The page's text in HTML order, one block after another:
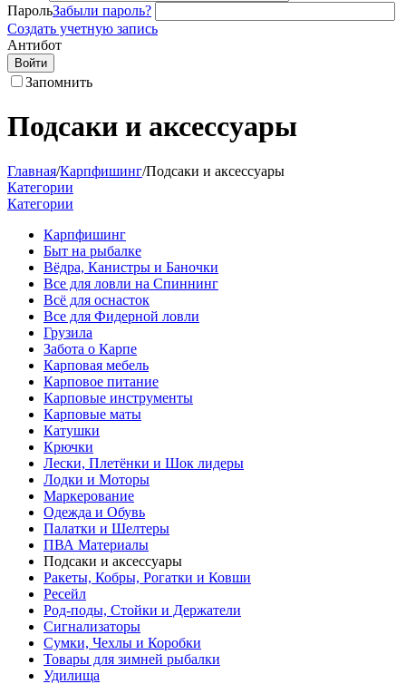
ПарольЗабыли пароль?
Создать учетную запись
Антибот
Войти
Запомнить
Подсаки и аксессуары
Главная/Карпфишинг/Подсаки и аксессуары
Категории
Категории
Карпфишинг
Быт на рыбалке
Вёдра, Канистры и Баночки
Все для ловли на Спиннинг
Всё для оснасток
Все для Фидерной ловли
Грузила
Забота о Карпе
Карповая мебель
Карповое питание
Карповые инструменты
Карповые маты
Катушки
Крючки
Лески, Плетёнки и Шок лидеры
Лодки и Моторы
Маркерование
Одежда и Обувь
Палатки и Шелтеры
ПВА Материалы
Подсаки и аксессуары
Ракеты, Кобры, Рогатки и Ковши
Ресейл
Род-поды, Стойки и Держатели
Сигнализаторы
Сумки, Чехлы и Коробки
Товары для зимней рыбалки
Удилища